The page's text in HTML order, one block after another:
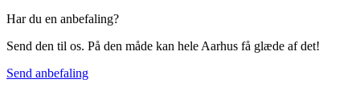
Har du en anbefaling?
Send den til os. På den måde kan hele Aarhus få glæde af det!
Send anbefaling